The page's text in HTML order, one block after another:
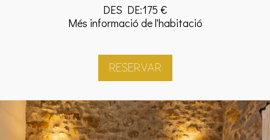
DES DE:175 €
Més informació de l'habitació
RESERVAR